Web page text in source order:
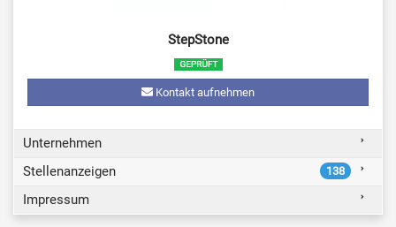
StepStone
Kontakt aufnehmen
Unternehmen
Stellenanzeigen
138
Impressum